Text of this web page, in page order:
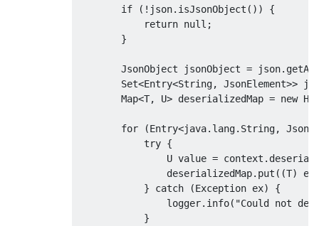
if (! json. isJsonObject ())
{
return null ;
}
JsonObject jsonObject = json.
Set<Entry<String, JsonElement>>
Map<T, U> deserializedMap = new
for (Entry<java. lang. String,
try {
                U value
= context .
                deserializedMap
. put ((T)
}
catch (Exception ex)
{
                logger
. info( "Could not
}